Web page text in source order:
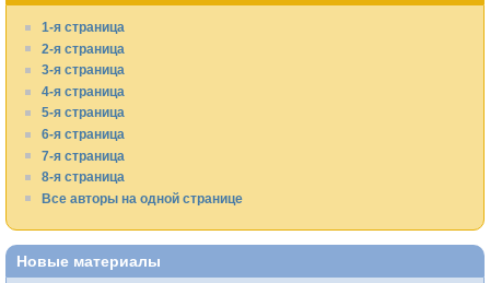
1-я страница
2-я страница
3-я страница
4-я страница
5-я страница
6-я страница
7-я страница
8-я страница
Все авторы на одной странице
Новые материалы